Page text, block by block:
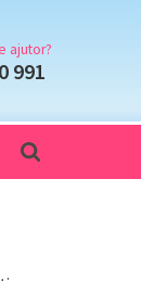
ajutor?
991